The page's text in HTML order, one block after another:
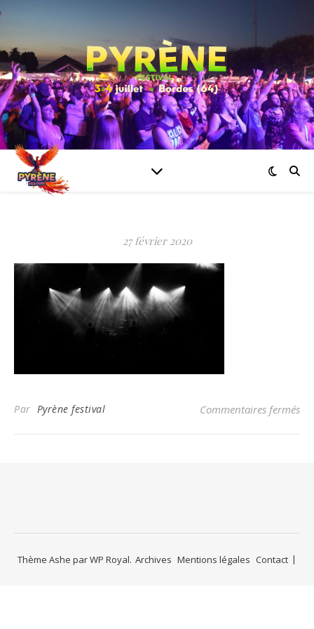
27 février 2020
Par Pyrène festival Commentaires fermés
Archives Mentions légales Contact
Thème Ashe parWP Royal.